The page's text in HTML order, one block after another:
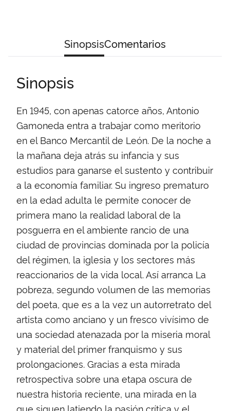
SinopsisComentarios
Sinopsis
En 1945, con apenas catorce años, Antonio
Gamoneda entra a trabajar como meritorio
en el Banco Mercantil de León. De la noche a
la mañana deja atrás su infancia y sus
estudios para ganarse el sustento y contribuir
a la economía familiar. Su ingreso prematuro
en la edad adulta le permite conocer de
primera mano la realidad laboral de la
posguerra en el ambiente rancio de una
ciudad de provincias dominada por la policía
del régimen, la iglesia y los sectores más
reaccionarios de la vida local. Así arranca La
pobreza, segundo volumen de las memorias
del poeta, que es a la vez un autorretrato del
artista como anciano y un fresco vivísimo de
una sociedad atenazada por la miseria moral
y material del primer franquismo y sus
prolongaciones. Gracias a esta mirada
retrospectiva sobre una etapa oscura de
nuestra historia reciente, una mirada en la
que siguen latiendo la pasión crítica y el